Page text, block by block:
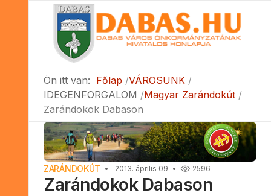
Ön itt van: Főlap VÁROSUNK
IDEGENFORGALOM
Magyar Zarándokút
Zarándokok Dabason
ZARÁNDOKÚT 2013. április 09 2596
Zarándokok Dabason